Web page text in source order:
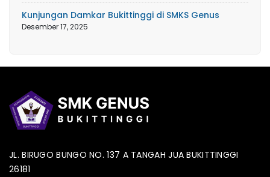
Kunjungan Damkar Bukittinggi di SMKS Genus
Desember 17, 2025
JL. BIRUGO BUNGO NO. 137 A TANGAH JUA BUKITTINGGI
26181